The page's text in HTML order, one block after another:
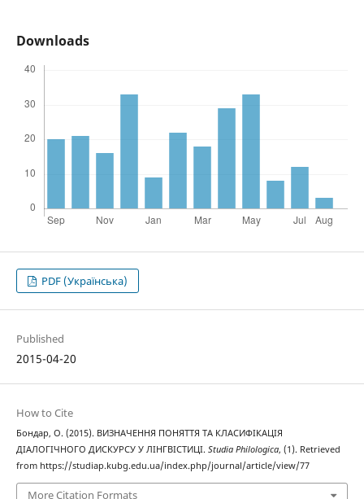
Downloads
PDF (Українська)
Published
2015-04-20
How to Cite
Бондар, О. (2015). ВИЗНАЧЕННЯ ПОНЯТТЯ ТА КЛАСИФІКАЦІЯ
ДІАЛОГІЧНОГО ДИСКУРСУ У ЛІНГВІСТИЦІ. Studia Philologica, (1). Retrieved
from https://studiap.kubg.edu.ua/index.php/journal/article/view/77
More Citation Formats